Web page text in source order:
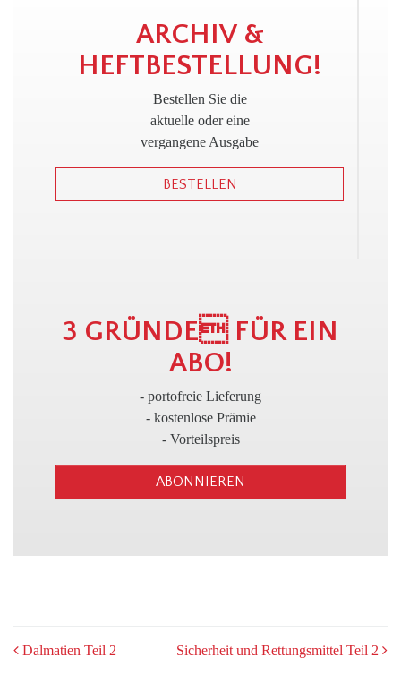
!
ARCHIV &
HEFTBESTELLUNG!
Bestellen Sie die
aktuelle oder eine
vergangene Ausgabe
BESTELLEN
3
3 GRÜNDE FÜR EIN
ABO!
- portofreie Lieferung
- kostenlose Prämie
- Vorteilspreis
ABONNIEREN
POST
Dalmatien Teil 2 Sicherheit und Rettungsmittel Teil 2